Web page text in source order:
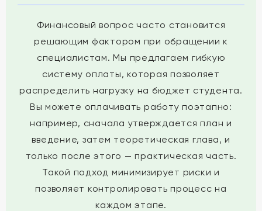
Финансовый вопрос часто становится
решающим фактором при обращении к
специалистам. Мы предлагаем гибкую
систему оплаты, которая позволяет
распределить нагрузку на бюджет студента.
Вы можете оплачивать работу поэтапно:
например, сначала утверждается план и
введение, затем теоретическая глава, и
только после этого — практическая часть.
Такой подход минимизирует риски и
позволяет контролировать процесс на
каждом этапе.